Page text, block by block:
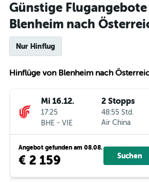
Günstige
Blenheim nach
Nur Hinflug
Hinflüge von Blenheim nach
Mi 16.12.
17:25
BHE - VIE
2 Stopps
48:55 Std.
Air China
Angebot gefunden am 08.08.
€ 2 159 Suchen